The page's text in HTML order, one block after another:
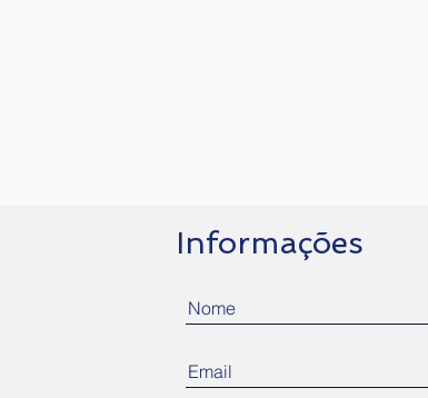
Informações